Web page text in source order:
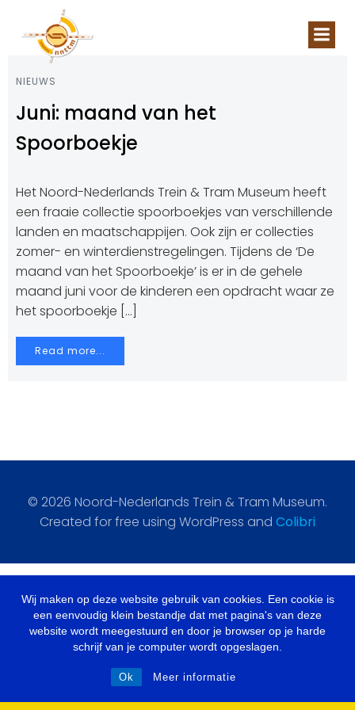
Wij maken op deze website gebruik van cookies. Een cookie is
een eenvoudig klein bestandje dat met pagina's van deze
website wordt meegestuurd en door je browser op je harde
schrijf van je computer wordt opgeslagen.
Ok Meer informatie
NIEUWS
Juni: maand van het
Spoorboekje
Het Noord-Nederlands Trein & Tram Museum heeft
een fraaie collectie spoorboekjes van verschillende
landen en maatschappijen. Ook zijn er collecties
zomer- en winterdienstregelingen. Tijdens de ‘De
maand van het Spoorboekje’ is er in de gehele
maand juni voor de kinderen een opdracht waar ze
het spoorboekje […]
Read more...
© 2026 Noord-Nederlands Trein & Tram Museum.
Created for free using WordPress and Colibri